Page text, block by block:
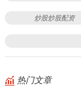
炒股炒股配资
热门文章